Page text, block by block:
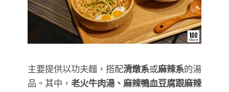
主要提供以功夫麵，搭配清燉系或麻辣系的湯
品。其中， 老火牛肉湯、麻辣鴨血豆腐跟麻辣